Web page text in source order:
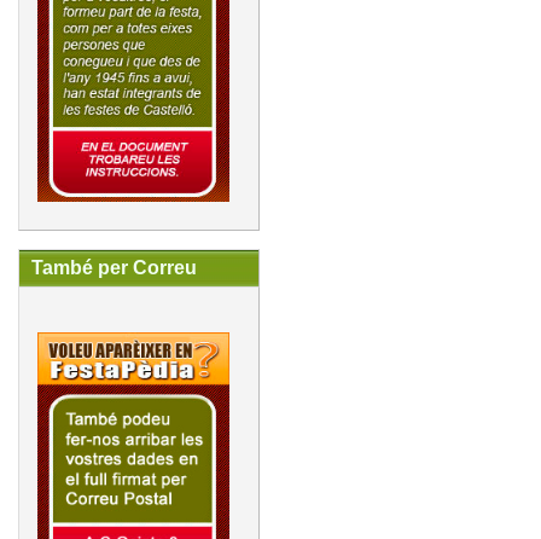
També per Correu